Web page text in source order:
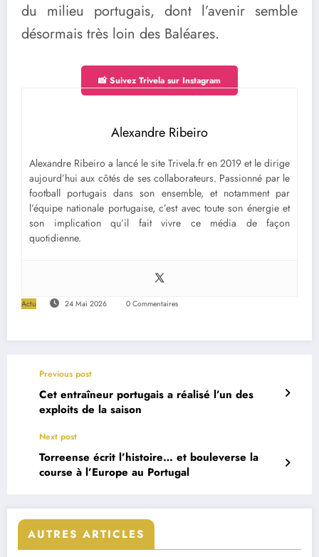
du milieu portugais, dont l’avenir semble
désormais très loin des Baléares.
📸 Suivez Trivela sur Instagram
Alexandre Ribeiro
Alexandre Ribeiro a lancé le site Trivela.fr en 2019 et le dirige
aujourd’hui aux côtés de ses collaborateurs. Passionné par le
football portugais dans son ensemble, et notamment par
l’équipe nationale portugaise, c’est avec toute son énergie et
son implication qu’il fait vivre ce média de façon
quotidienne.
Actu 24 Mai 2026 0 Commentaires
Previous post
Cet entraîneur portugais a réalisé l’un des
exploits de la saison
Next post
Torreense écrit l’histoire… et bouleverse la
course à l’Europe au Portugal
AUTRES ARTICLES